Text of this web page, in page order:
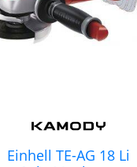
Doux, corsé et
exceptionnellement rond,
avec des notes de fruits
Einhell TE-AG 18 Li